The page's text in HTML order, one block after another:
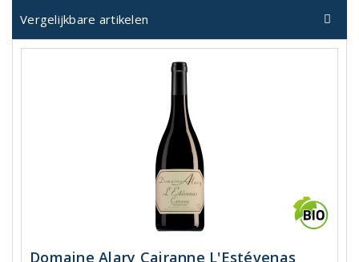
Vergelijkbare artikelen
Domaine Alary Cairanne L'Estévenas